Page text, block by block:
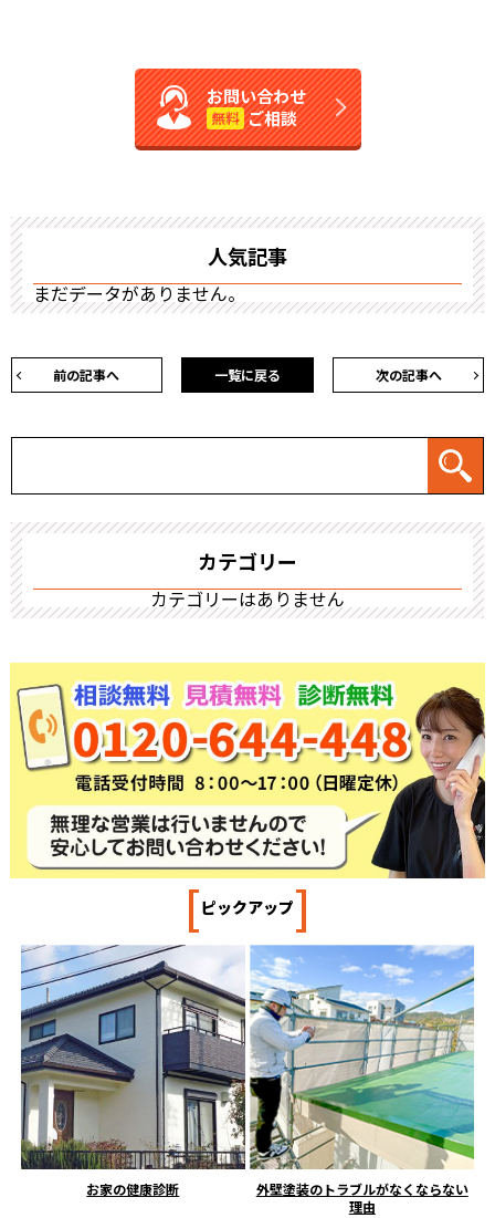
お問い合わせ
無料 ご相談
人気記事
まだデータがありません。
前の記事へ 次の記事へ
一覧に戻る
カテゴリー
カテゴリーはありません
[ピックアップ]
お家の健康診断
外壁塗装のトラブルがなくならない
理由